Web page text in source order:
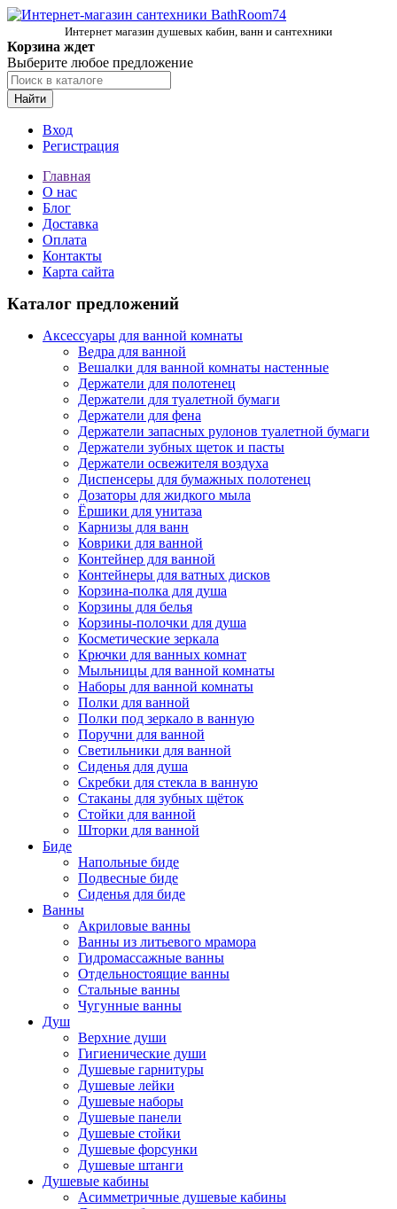
Интернет магазин душевых кабин, ванн и сантехники
Корзина ждет
Выберите любое предложение
Найти
Вход
Регистрация
Главная
О нас
Блог
Доставка
Оплата
Контакты
Карта сайта
Каталог предложений
Аксессуары для ванной комнаты
Ведра для ванной
Вешалки для ванной комнаты настенные
Держатели для полотенец
Держатели для туалетной бумаги
Держатели для фена
Держатели запасных рулонов туалетной бумаги
Держатели зубных щеток и пасты
Держатели освежителя воздуха
Диспенсеры для бумажных полотенец
Дозаторы для жидкого мыла
Ёршики для унитаза
Карнизы для ванн
Коврики для ванной
Контейнер для ванной
Контейнеры для ватных дисков
Корзина-полка для душа
Корзины для белья
Корзины-полочки для душа
Косметические зеркала
Крючки для ванных комнат
Мыльницы для ванной комнаты
Наборы для ванной комнаты
Полки для ванной
Полки под зеркало в ванную
Поручни для ванной
Светильники для ванной
Сиденья для душа
Скребки для стекла в ванную
Стаканы для зубных щёток
Стойки для ванной
Шторки для ванной
Биде
Напольные биде
Подвесные биде
Сиденья для биде
Ванны
Акриловые ванны
Ванны из литьевого мрамора
Гидромассажные ванны
Отдельностоящие ванны
Стальные ванны
Чугунные ванны
Душ
Верхние души
Гигиенические души
Душевые гарнитуры
Душевые лейки
Душевые наборы
Душевые панели
Душевые стойки
Душевые форсунки
Душевые штанги
Душевые кабины
Асимметричные душевые кабины